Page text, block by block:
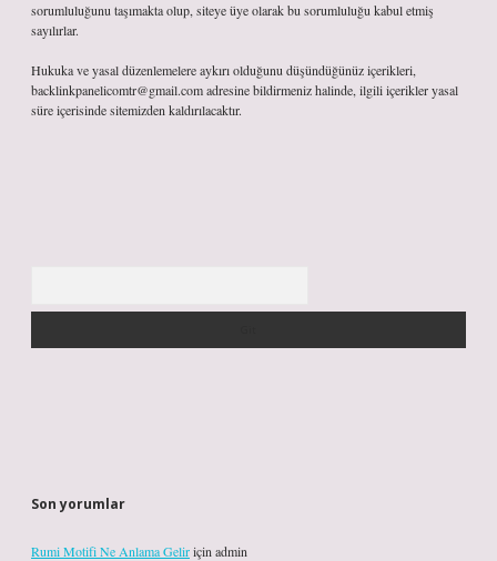
sorumluluğunu taşımakta olup, siteye üye olarak bu sorumluluğu kabul etmiş
sayılırlar.
Hukuka ve yasal düzenlemelere aykırı olduğunu düşündüğünüz içerikleri,
backlinkpanelicomtr@gmail.comadresine bildirmeniz halinde, ilgili içerikler yasal
süre içerisinde sitemizden kaldırılacaktır.
Son yorumlar
Rumi Motifi Ne Anlama Geliriçin admin